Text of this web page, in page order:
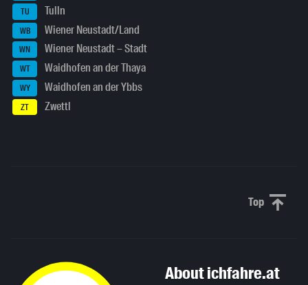
TU Tulln
WB Wiener Neustadt/Land
WN Wiener Neustadt – Stadt
WT Waidhofen an der Thaya
WY Waidhofen an der Ybbs
ZT Zwettl
Top Scroll
About ichfahre.at